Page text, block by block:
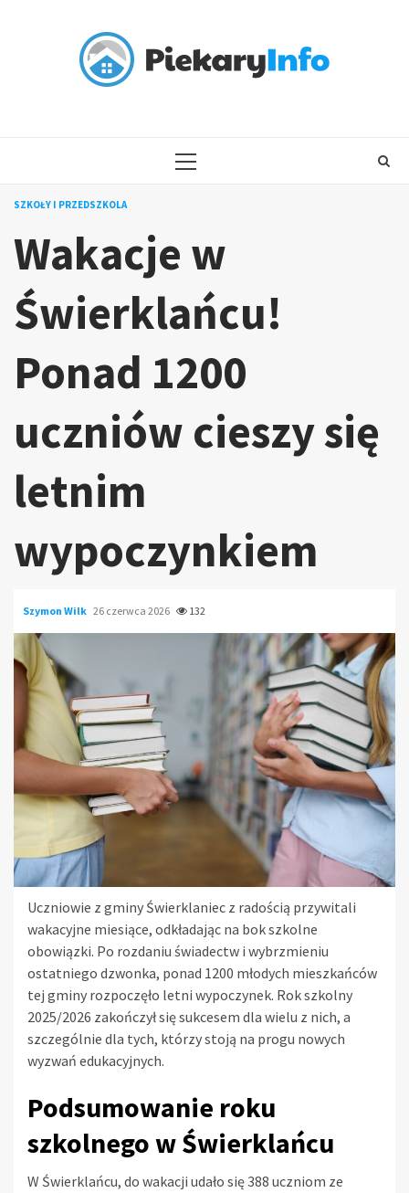
PRIMARY
SZKOŁY I PRZEDSZKOLA
Wakacje w
Świerklańcu!
Ponad 1200
uczniów cieszy się
letnim
wypoczynkiem
Szymon Wilk 26 czerwca 2026 132
Uczniowie z gminy Świerklaniec z radością przywitali
wakacyjne miesiące, odkładając na bok szkolne
obowiązki. Po rozdaniu świadectw i wybrzmieniu
ostatniego dzwonka, ponad 1200 młodych mieszkańców
tej gminy rozpoczęło letni wypoczynek. Rok szkolny
2025/2026 zakończył się sukcesem dla wielu z nich, a
szczególnie dla tych, którzy stoją na progu nowych
wyzwań edukacyjnych.
Podsumowanie roku
szkolnego w Świerklańcu
W Świerklańcu, do wakacji udało się 388 uczniom ze